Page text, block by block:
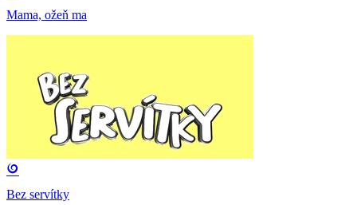
Mama, ožeň ma
Bez servítky